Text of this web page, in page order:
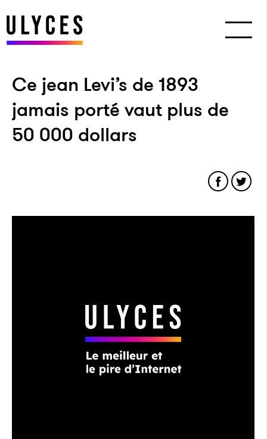
Ce jean Levi’s de 1893
jamais porté vaut plus de
50 000 dollars